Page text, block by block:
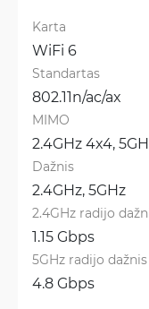
Karta
WiFi 6
Standartas
802.11n/ac/ax
MIMO
2.4GHz 4x4,
Dažnis
2.4GHz, 5GHz
2.4GHz radijo
1.15 Gbps
5GHz radijo dažnis
4.8 Gbps